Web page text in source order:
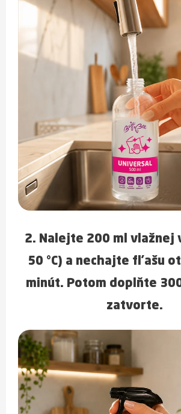
2. Nalejte 200 ml vlažnej
50 °C) a nechajte fľašu
minút. Potom doplňte
zatvorte.